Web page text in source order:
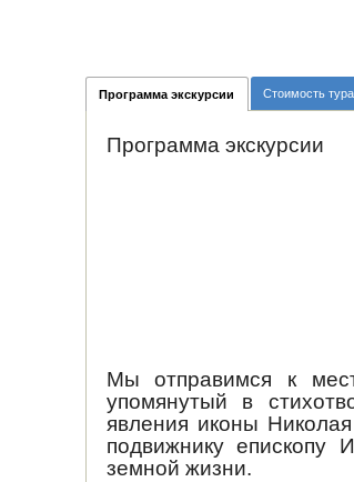
Программа экскурсии Стоимость тура
Программа экскурсии
Мы отправимся к
упомянутый в
явления иконы
подвижнику епископу
земной жизни.